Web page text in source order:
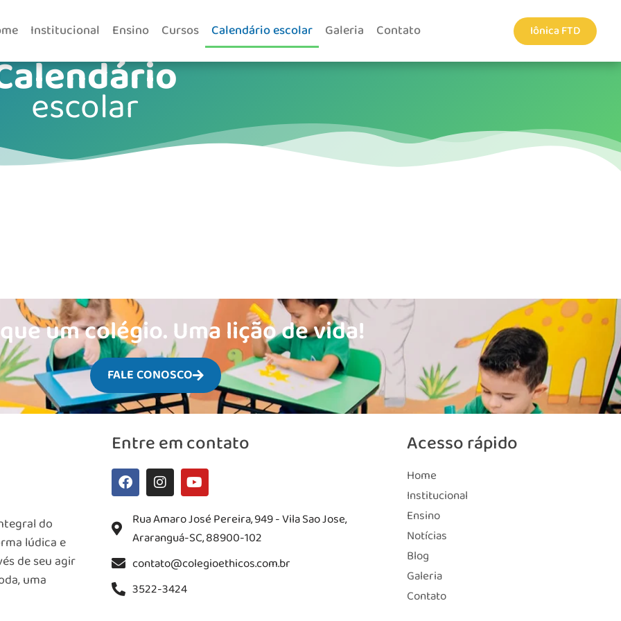
Institucional Ensino Cursos Calendário escolar Galeria Contato Iônica FTD
escolar
um colégio. Uma lição de vida!
FALE CONOSCO
do
lúdica e
de seu agir
uma
Entre em contato
Rua Amaro José Pereira, 949 - Vila Sao Jose,
Araranguá-SC, 88900-102
contato@colegioethicos.com.br
3522-3424
Acesso rápido
Home
Institucional
Ensino
Notícias
Blog
Galeria
Contato